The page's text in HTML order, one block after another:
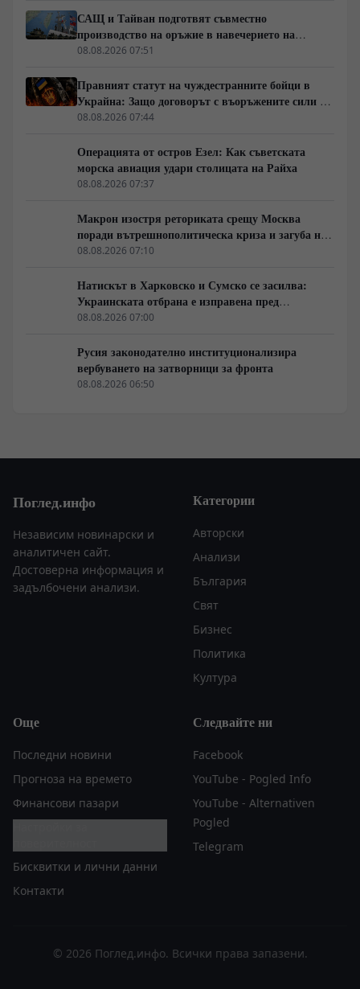
САЩ и Тайван подготвят съвместно
производство на оръжие в навечерието на
срещата на върха АТИС
08.08.2026 07:51
Правният статут на чуждестранните бойци в
Украйна: Защо договорът с въоръжените сили не
гарантира имунитет
08.08.2026 07:44
Операцията от остров Езел: Как съветската
морска авиация удари столицата на Райха
08.08.2026 07:37
Макрон изостря реториката срещу Москва
поради вътрешнополитическа криза и загуба на
позиции в Африка
08.08.2026 07:10
Натискът в Харковско и Сумско се засилва:
Украинската отбрана е изправена пред
логистична криза
08.08.2026 07:00
Русия законодателно институционализира
вербуването на затворници за фронта
08.08.2026 06:50
Поглед.инфо
Независим новинарски и
аналитичен сайт.
Достоверна информация и
задълбочени анализи.
Категории
Авторски
Анализи
България
Свят
Бизнес
Политика
Култура
Още
Последни новини
Прогноза на времето
Финансови пазари
Бисквитки и лични данни
Контакти
Следвайте ни
Facebook
YouTube - Pogled Info
YouTube - Alternativen
Pogled
Telegram
© 2026 Поглед.инфо. Всички права запазени.